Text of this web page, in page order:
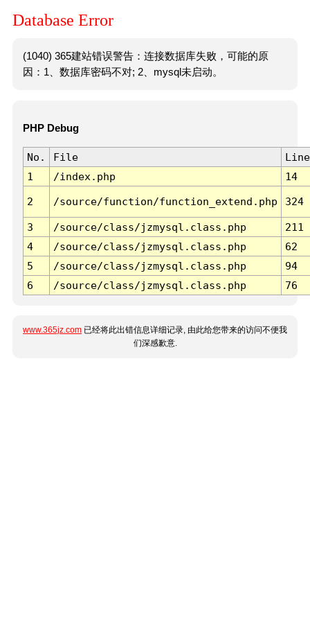
Database Error
(1040) 365建站错误警告：连接数据库失败，可能的原
因：1、数据库密码不对; 2、mysql未启动。
PHP Debug
No. File
Line
1
/index.php 14
2 /source/function/function_extend.php 324
3 /source/class/jzmysql.class.php
211
4
/source/class/jzmysql.class.php
62
5
/source/class/jzmysql.class.php
94
6
/source/class/jzmysql.class.php 76
www.365jz.com 已经将此出错信息详细记录, 由此给您带来的访问不便我
们深感歉意.